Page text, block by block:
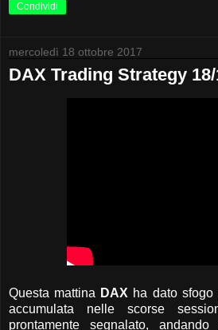
Condividi
mercoledì 18 ottobre 2017
DAX Trading Strategy 18/
Questa mattina DAX ha dato sfogo
accumulata nelle scorse
prontamente segnalato,